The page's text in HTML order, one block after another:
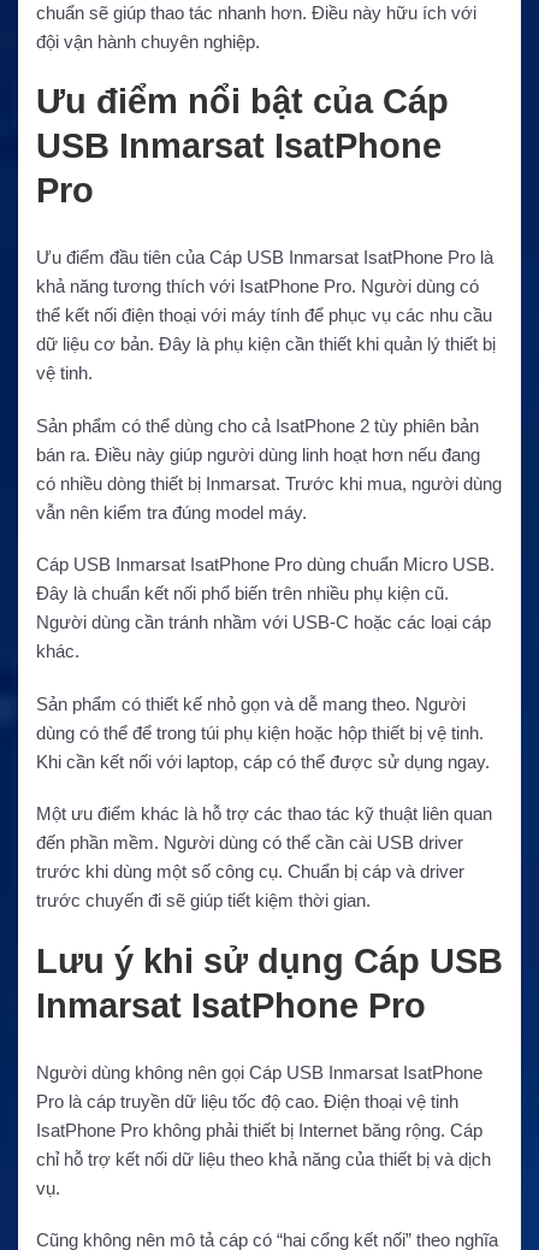
chuẩn sẽ giúp thao tác nhanh hơn. Điều này hữu ích với
đội vận hành chuyên nghiệp.
Ưu điểm nổi bật của Cáp
USB Inmarsat IsatPhone
Pro
Ưu điểm đầu tiên của Cáp USB Inmarsat IsatPhone Pro là
khả năng tương thích với IsatPhone Pro. Người dùng có
thể kết nối điện thoại với máy tính để phục vụ các nhu cầu
dữ liệu cơ bản. Đây là phụ kiện cần thiết khi quản lý thiết bị
vệ tinh.
Sản phẩm có thể dùng cho cả IsatPhone 2 tùy phiên bản
bán ra. Điều này giúp người dùng linh hoạt hơn nếu đang
có nhiều dòng thiết bị Inmarsat. Trước khi mua, người dùng
vẫn nên kiểm tra đúng model máy.
Cáp USB Inmarsat IsatPhone Pro dùng chuẩn Micro USB.
Đây là chuẩn kết nối phổ biến trên nhiều phụ kiện cũ.
Người dùng cần tránh nhầm với USB-C hoặc các loại cáp
khác.
Sản phẩm có thiết kế nhỏ gọn và dễ mang theo. Người
dùng có thể để trong túi phụ kiện hoặc hộp thiết bị vệ tinh.
Khi cần kết nối với laptop, cáp có thể được sử dụng ngay.
Một ưu điểm khác là hỗ trợ các thao tác kỹ thuật liên quan
đến phần mềm. Người dùng có thể cần cài USB driver
trước khi dùng một số công cụ. Chuẩn bị cáp và driver
trước chuyến đi sẽ giúp tiết kiệm thời gian.
Lưu ý khi sử dụng Cáp USB
Inmarsat IsatPhone Pro
Người dùng không nên gọi Cáp USB Inmarsat IsatPhone
Pro là cáp truyền dữ liệu tốc độ cao. Điện thoại vệ tinh
IsatPhone Pro không phải thiết bị Internet băng rộng. Cáp
chỉ hỗ trợ kết nối dữ liệu theo khả năng của thiết bị và dịch
vụ.
Cũng không nên mô tả cáp có “hai cổng kết nối” theo nghĩa